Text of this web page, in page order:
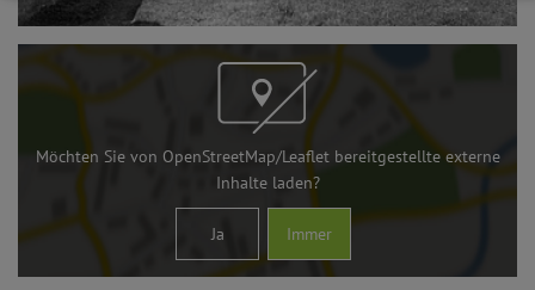
Möchten Sie von OpenStreetMap/Leafletbereitgestellte externe
Inhalte laden?
Ja Immer